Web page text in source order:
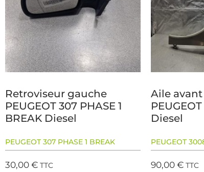
Retroviseur gauche
PEUGEOT 307 PHASE 1
BREAK Diesel
PEUGEOT 307 PHASE 1 BREAK
30,00€ TTC
Aile
Diesel
PEUGEOT
90,00€ TTC